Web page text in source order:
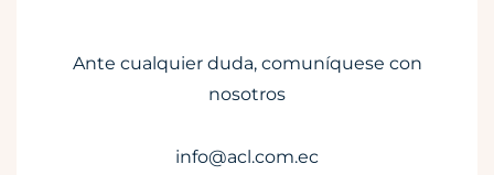
Ante cualquier duda, comuníquese con
nosotros
info@acl.com.ec